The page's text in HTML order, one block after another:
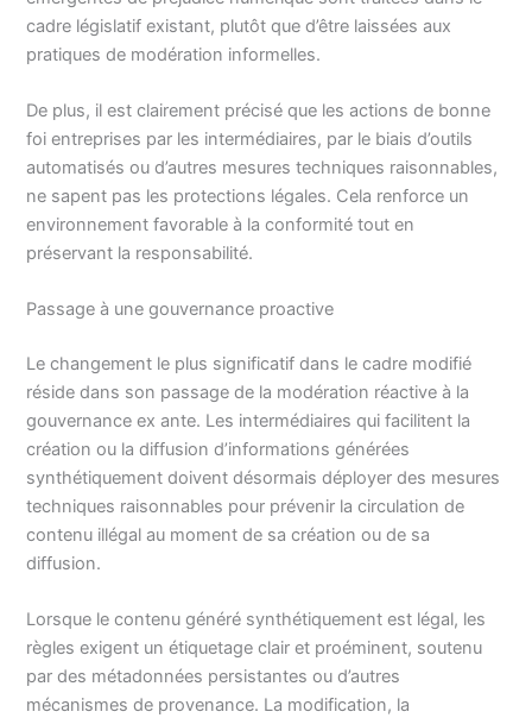
cadre législatif existant, plutôt que d’être laissées aux
pratiques de modération informelles.
De plus, il est clairement précisé que les actions de bonne
foi entreprises par les intermédiaires, par le biais d’outils
automatisés ou d’autres mesures techniques raisonnables,
ne sapent pas les protections légales. Cela renforce un
environnement favorable à la conformité tout en
préservant la responsabilité.
Passage à une gouvernance proactive
Le changement le plus significatif dans le cadre modifié
réside dans son passage de la modération réactive à la
gouvernance ex ante. Les intermédiaires qui facilitent la
création ou la diffusion d’informations générées
synthétiquement doivent désormais déployer des mesures
techniques raisonnables pour prévenir la circulation de
contenu illégal au moment de sa création ou de sa
diffusion.
Lorsque le contenu généré synthétiquement est légal, les
règles exigent un étiquetage clair et proéminent, soutenu
par des métadonnées persistantes ou d’autres
mécanismes de provenance. La modification, la